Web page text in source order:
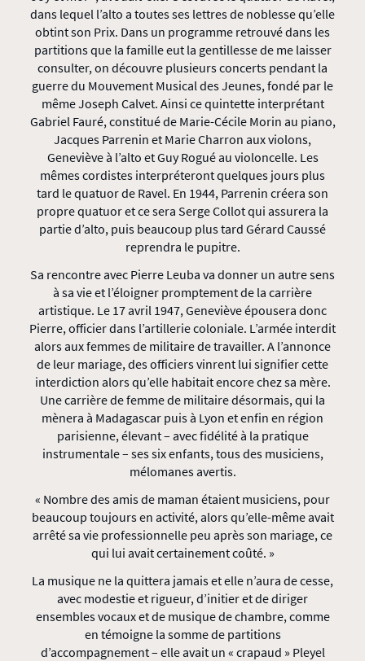
dans lequel l’alto a toutes ses lettres de noblesse qu’elle
obtint son Prix. Dans un programme retrouvé dans les
partitions que la famille eut la gentillesse de me laisser
consulter, on découvre plusieurs concerts pendant la
guerre du Mouvement Musical des Jeunes, fondé par le
même Joseph Calvet. Ainsi ce quintette interprétant
Gabriel Fauré, constitué de Marie-Cécile Morin au piano,
Jacques Parrenin et Marie Charron aux violons,
Geneviève à l’alto et Guy Rogué au violoncelle. Les
mêmes cordistes interpréteront quelques jours plus
tard le quatuor de Ravel. En 1944, Parrenin créera son
propre quatuor et ce sera Serge Collot qui assurera la
partie d’alto, puis beaucoup plus tard Gérard Caussé
reprendra le pupitre.
Sa rencontre avec Pierre Leuba va donner un autre sens
à sa vie et l’éloigner promptement de la carrière
artistique. Le 17 avril 1947, Geneviève épousera donc
Pierre, officier dans l’artillerie coloniale. L’armée interdit
alors aux femmes de militaire de travailler. A l’annonce
de leur mariage, des officiers vinrent lui signifier cette
interdiction alors qu’elle habitait encore chez sa mère.
Une carrière de femme de militaire désormais, qui la
mènera à Madagascar puis à Lyon et enfin en région
parisienne, élevant – avec fidélité à la pratique
instrumentale – ses six enfants, tous des musiciens,
mélomanes avertis.
« Nombre des amis de maman étaient musiciens, pour
beaucoup toujours en activité, alors qu’elle-même avait
arrêté sa vie professionnelle peu après son mariage, ce
qui lui avait certainement coûté. »
La musique ne la quittera jamais et elle n’aura de cesse,
avec modestie et rigueur, d’initier et de diriger
ensembles vocaux et de musique de chambre, comme
en témoigne la somme de partitions
d’accompagnement – elle avait un « crapaud » Pleyel